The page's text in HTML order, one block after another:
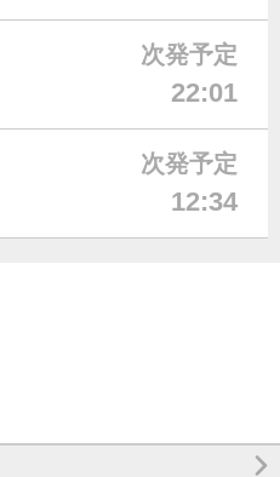
次発予定
22:01
次発予定
12:34
